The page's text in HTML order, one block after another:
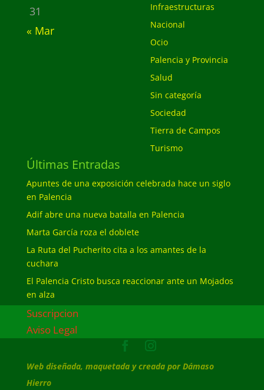
31
« Mar
Infraestructuras
Nacional
Ocio
Palencia y Provincia
Salud
Sin categoría
Sociedad
Tierra de Campos
Turismo
Últimas Entradas
Apuntes de una exposición celebrada hace un siglo
en Palencia
Adif abre una nueva batalla en Palencia
Marta García roza el doblete
La Ruta del Pucherito cita a los amantes de la
cuchara
El Palencia Cristo busca reaccionar ante un Mojados
en alza
Suscripcion
Aviso Legal
Web diseñada, maquetada y creada por Dámaso
Hierro